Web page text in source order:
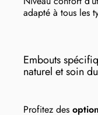
adapté à tous les
Embouts
naturel et soin
Profitez des